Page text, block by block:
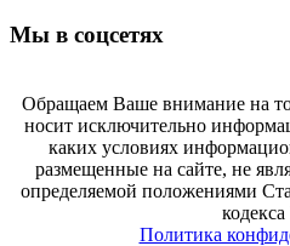
Мы в соцсетях
Обращаем Ваше внимание на
носит исключительно
каких условиях
размещенные на сайте, не
определяемой положениями
Политика